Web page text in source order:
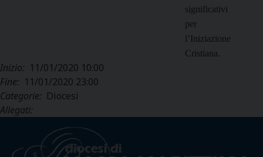
significativi
per
l’Iniziazione
Cristiana.
Inizio: 11/01/2020 10:00
Fine: 11/01/2020 23:00
Categorie: Diocesi
Allegati: